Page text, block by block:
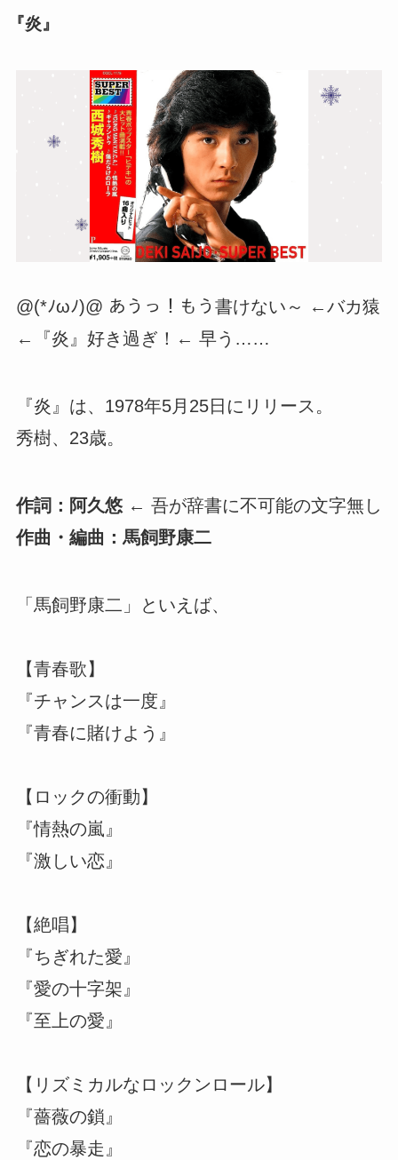
『炎』
@(*ﾉωﾉ)@ あうっ！もう書けない～ ←バカ猿
←『炎』好き過ぎ！← 早う……
『炎』は、1978年5月25日にリリース。
秀樹、23歳。
作詞：阿久悠← 吾が辞書に不可能の文字無し
作曲・編曲：馬飼野康二
「馬飼野康二」といえば、
【青春歌】
『チャンスは一度』
『青春に賭けよう』
【ロックの衝動】
『情熱の嵐』
『激しい恋』
【絶唱】
『ちぎれた愛』
『愛の十字架』
『至上の愛』
【リズミカルなロックンロール】
『薔薇の鎖』
『恋の暴走』